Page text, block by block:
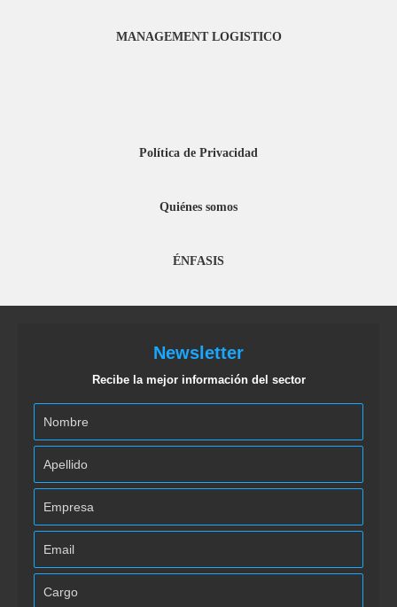
MANAGEMENT LOGISTICO
Política de Privacidad
Quiénes somos
ÉNFASIS
Newsletter
Recibe la mejor información del sector